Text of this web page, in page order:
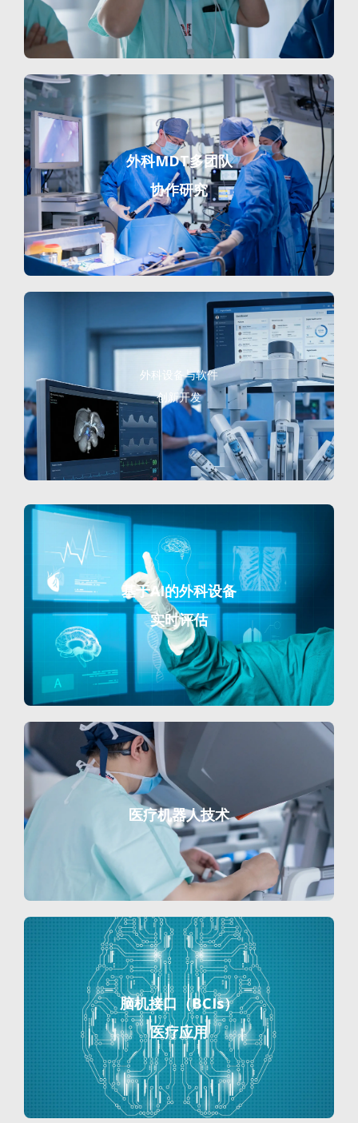
外科MDT多团队
协作研究
外科设备与软件
创新开发
基于AI的外科设备
实时评估
医疗机器人技术
脑机接口（BCIs）
医疗应用